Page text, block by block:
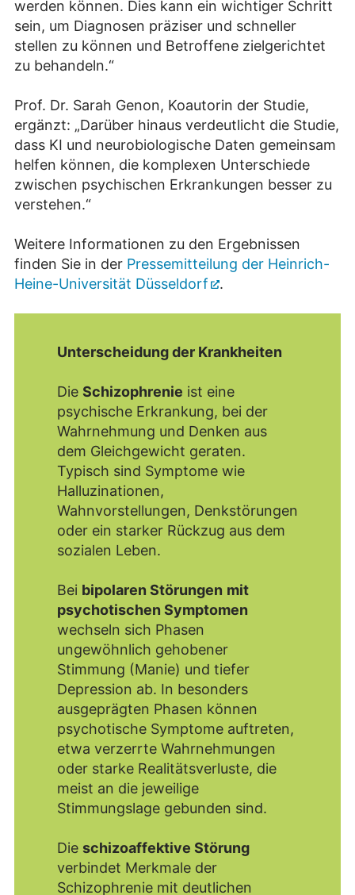
werden können. Dies kann ein wichtiger Schritt
sein, um Diagnosen präziser und schneller
stellen zu können und Betroffene zielgerichtet
zu behandeln.“
Prof. Dr. Sarah Genon, Koautorin der Studie,
ergänzt: „Darüber hinaus verdeutlicht die Studie,
dass KI und neurobiologische Daten gemeinsam
helfen können, die komplexen Unterschiede
zwischen psychischen Erkrankungen besser zu
verstehen.“
Weitere Informationen zu den Ergebnissen
finden Sie in der Pressemitteilung der Heinrich-
Heine-Universität Düsseldorf
.
Unterscheidung der Krankheiten
Die Schizophrenie ist eine
psychische Erkrankung, bei der
Wahrnehmung und Denken aus
dem Gleichgewicht geraten.
Typisch sind Symptome wie
Halluzinationen,
Wahnvorstellungen, Denkstörungen
oder ein starker Rückzug aus dem
sozialen Leben.
Bei bipolaren Störungen mit
psychotischen Symptomen
wechseln sich Phasen
ungewöhnlich gehobener
Stimmung (Manie) und tiefer
Depression ab. In besonders
ausgeprägten Phasen können
psychotische Symptome auftreten,
etwa verzerrte Wahrnehmungen
oder starke Realitätsverluste, die
meist an die jeweilige
Stimmungslage gebunden sind.
Die schizoaffektive Störung
verbindet Merkmale der
Schizophrenie mit deutlichen